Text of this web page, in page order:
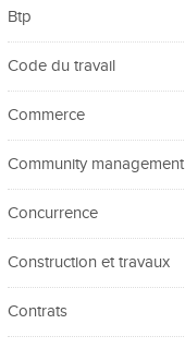
Btp
Code du travail
Commerce
Community management
Concurrence
Construction et travaux
Contrats